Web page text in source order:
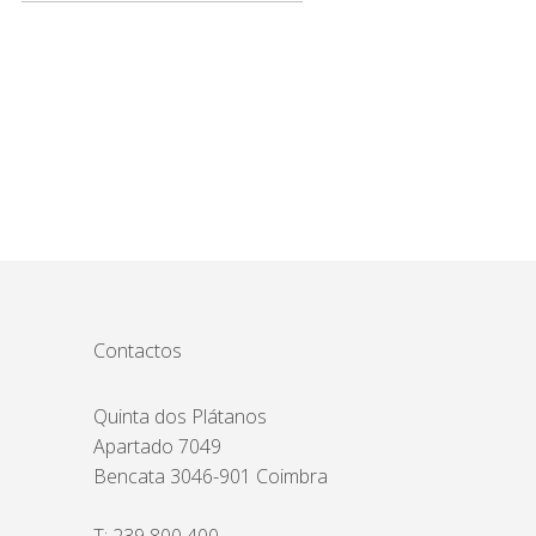
Contactos
Quinta dos Plátanos
Apartado 7049
Bencata 3046-901 Coimbra